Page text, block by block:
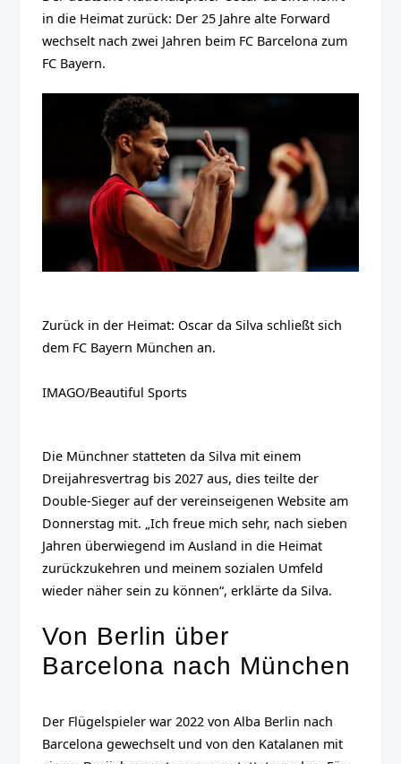
in die Heimat zurück: Der 25 Jahre alte Forward
wechselt nach zwei Jahren beim FC Barcelona zum
FC Bayern.
Zurück in der Heimat: Oscar da Silva schließt sich
dem FC Bayern München an.
IMAGO/Beautiful Sports
Die Münchner statteten da Silva mit einem
Dreijahresvertrag bis 2027 aus, dies teilte der
Double-Sieger auf der vereinseigenen Website am
Donnerstag mit. „Ich freue mich sehr, nach sieben
Jahren überwiegend im Ausland in die Heimat
zurückzukehren und meinem sozialen Umfeld
wieder näher sein zu können“, erklärte da Silva.
Von Berlin über
Barcelona nach München
Der Flügelspieler war 2022 von Alba Berlin nach
Barcelona gewechselt und von den Katalanen mit